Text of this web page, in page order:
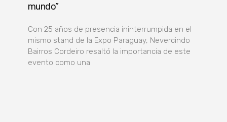
mundo”
Con 25 años de presencia ininterrumpida en el
mismo stand de la Expo Paraguay, Nevercindo
Bairros Cordeiro resaltó la importancia de este
evento como una